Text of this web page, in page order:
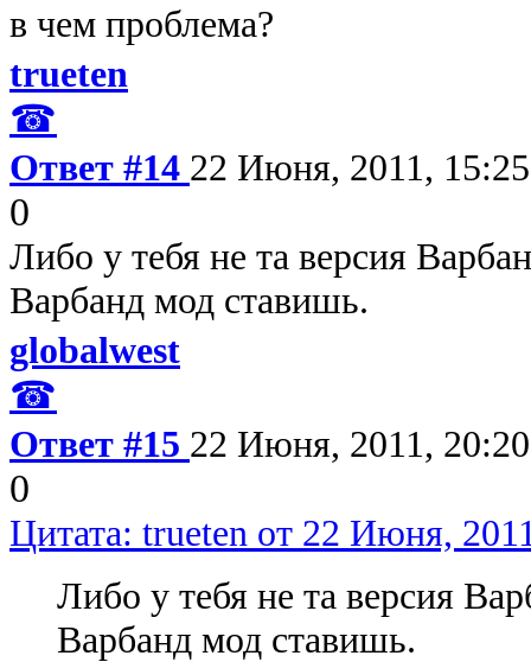
в чем проблема?
trueten
☎
Ответ #14 22 Июня, 2011, 15:25
0
Либо у тебя не та версия
Варбанд мод ставишь.
globalwest
☎
Ответ #15 22 Июня, 2011, 20:20
0
Цитата: trueten от 22 Июня,
Либо у тебя не та версия
Варбанд мод ставишь.